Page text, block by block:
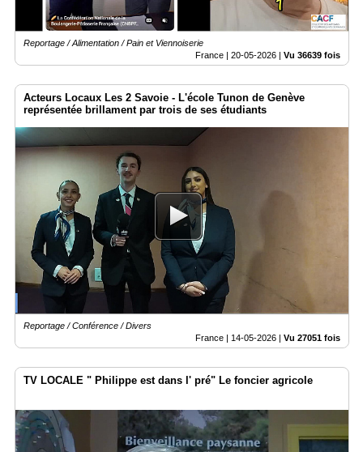
Reportage / Alimentation / Pain et Viennoiserie
France | 20-05-2026 | Vu 36639 fois
Acteurs Locaux Les 2 Savoie - L'école Tunon de Genève
représentée brillament par trois de ses étudiants
Reportage / Conférence / Divers
France | 14-05-2026 | Vu 27051 fois
TV LOCALE " Philippe est dans l' pré" Le foncier agricole